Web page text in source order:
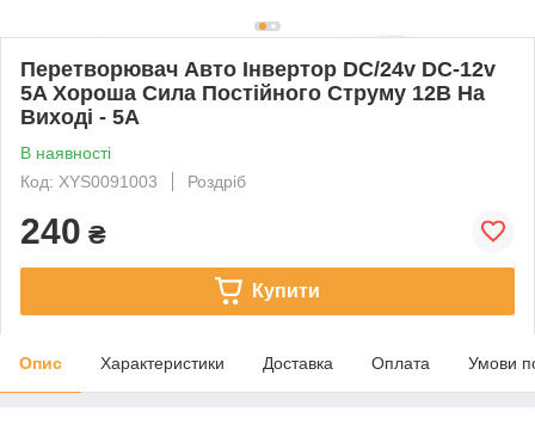
Перетворювач Авто Інвертор DC/24v DC-12v
5A Хороша Сила Постійного Струму 12В На
Виході - 5А
В наявності
Код: XYS0091003
Роздріб
240 ₴
Купити
Опис Характеристики Доставка Оплата Умови